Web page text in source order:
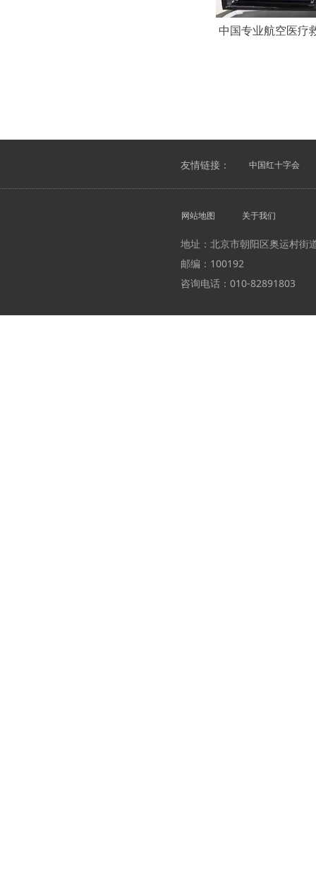
中国专业航空医疗
友情链接： 中国红十字会
地址：北京市朝阳区奥运村街
邮编：100192
咨询电话：010-82891803
网站地图 关于我们